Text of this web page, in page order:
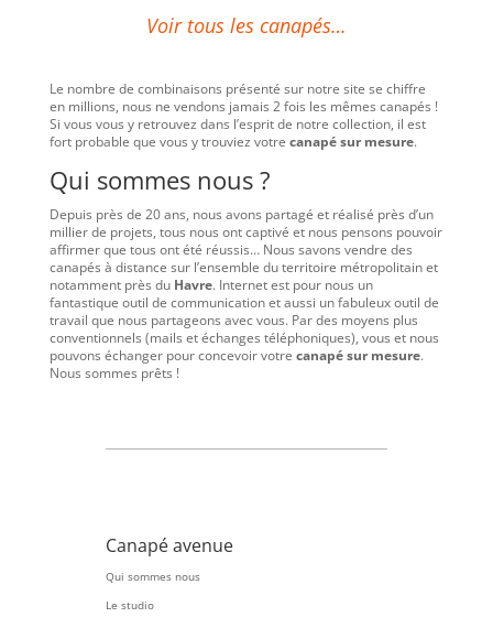
Voir tous les canapés…
Le nombre de combinaisons présenté sur notre site se chiffre
en millions, nous ne vendons jamais 2 fois les mêmes canapés !
Si vous vous y retrouvez dans l’esprit de notre collection, il est
fort probable que vous y trouviez votre canapé sur mesure.
Qui sommes nous ?
Depuis près de 20 ans, nous avons partagé et réalisé près d’un
millier de projets, tous nous ont captivé et nous pensons pouvoir
affirmer que tous ont été réussis… Nous savons vendre des
canapés à distance sur l’ensemble du territoire métropolitain et
notamment près du Havre. Internet est pour nous un
fantastique outil de communication et aussi un fabuleux outil de
travail que nous partageons avec vous. Par des moyens plus
conventionnels (mails et échanges téléphoniques), vous et nous
pouvons échanger pour concevoir votre canapé sur mesure.
Nous sommes prêts !
Canapé avenue
Qui sommes nous
Le studio